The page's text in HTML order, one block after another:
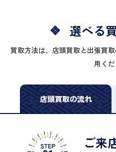
選べる
買取方法は、店頭買取と出張買
用く
店頭買取の流れ
ご来